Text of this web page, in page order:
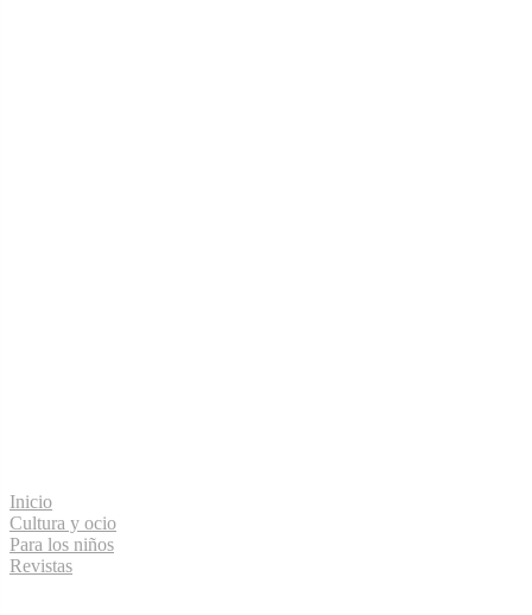
Inicio
Cultura y ocio
Para los niños
Revistas